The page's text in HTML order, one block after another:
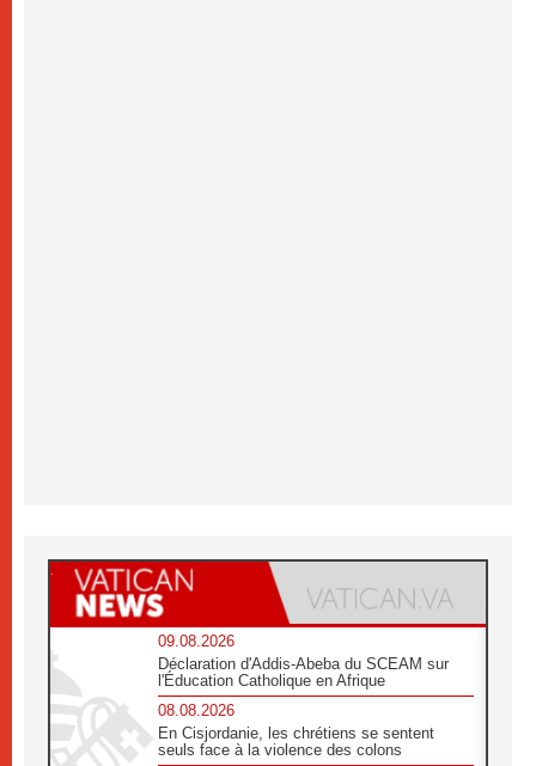
09.08.2026
Déclaration d'Addis-Abeba du SCEAM sur
l'Éducation Catholique en Afrique
08.08.2026
En Cisjordanie, les chrétiens se sentent
seuls face à la violence des colons